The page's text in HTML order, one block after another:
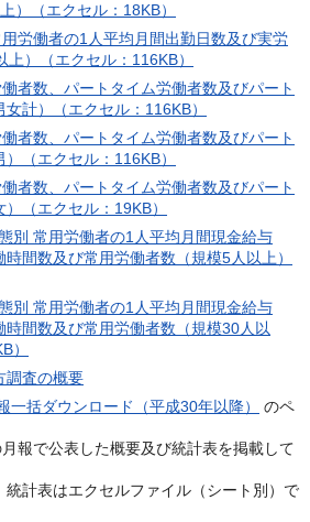
）（エクセル：18KB）
労働者の1人平均月間出勤日数及び実労
）（エクセル：116KB）
者数、パートタイム労働者数及びパート
計）（エクセル：116KB）
者数、パートタイム労働者数及びパート
（エクセル：116KB）
者数、パートタイム労働者数及びパート
（エクセル：19KB）
別 常用労働者の1人平均月間現金給与
間数及び常用労働者数（規模5人以上）
別 常用労働者の1人平均月間現金給与
間数及び常用労働者数（規模30人以
）
調査の概要
一括ダウンロード（平成30年以降）
のペ
報で公表した概要及び統計表を掲載して
統計表はエクセルファイル（シート別）で